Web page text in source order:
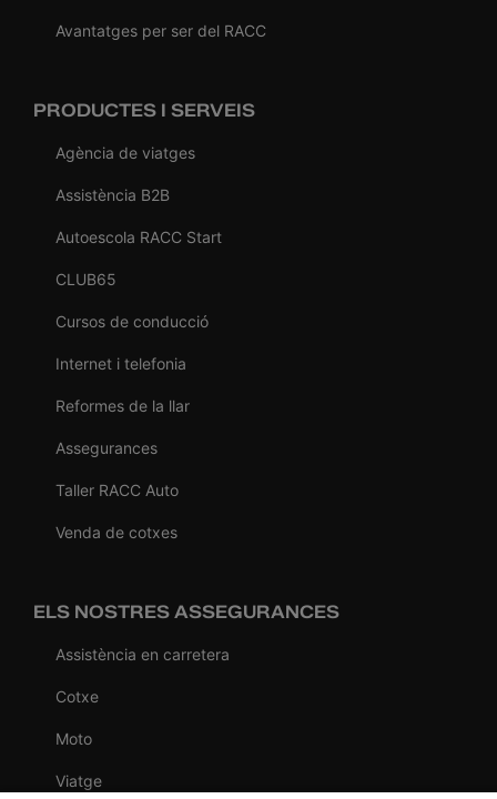
Avantatges per ser del RACC
PRODUCTES I SERVEIS
Agència de viatges
Assistència B2B
Autoescola RACC Start
CLUB65
Cursos de conducció
Internet i telefonia
Reformes de la llar
Assegurances
Taller RACC Auto
Venda de cotxes
ELS NOSTRES ASSEGURANCES
Assistència en carretera
Cotxe
Moto
Viatge